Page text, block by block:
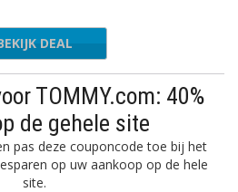
DEAL
TOMMY.com: 40%
de gehele site
pas deze couponcode toe bij het
op uw aankoop op de hele
site.